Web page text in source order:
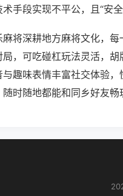
手段实现不平公，且“安全
麻将深耕地方麻将文化，
局，可吃碰杠玩法灵活，
与趣味表情丰富社交体验
随时随地都能和同乡好友畅